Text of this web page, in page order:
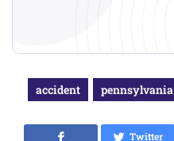
accident pennsylvania
Twitter